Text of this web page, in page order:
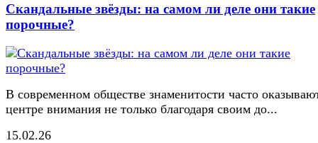
Скандальные звёзды: на самом ли деле они такие
порочные?
В современном обществе знаменитости часто
центре внимания не только благодаря своим до...
15.02.26